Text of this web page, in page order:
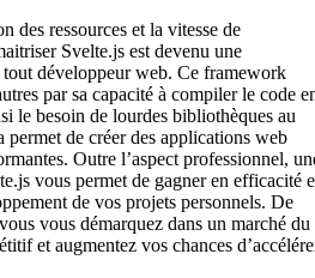
des ressources et la vitesse de
Svelte.js est devenu une
tout développeur web. Ce framework
par sa capacité à compiler le code
le besoin de lourdes bibliothèques au
permet de créer des applications web
Outre l’aspect professionnel,
vous permet de gagner en efficacité
de vos projets personnels. De
vous démarquez dans un marché du
et augmentez vos chances